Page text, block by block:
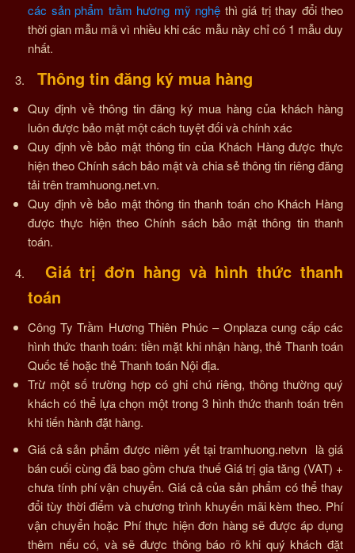
các sản phẩm trầm hương mỹ nghệ thì giá trị thay đổi theo
thời gian mẫu mã vì nhiều khi các mẫu này chỉ có 1 mẫu duy
nhất.
Thông tin đăng ký mua hàng
Quy định về thông tin đăng ký mua hàng của khách hàng
luôn được bảo mật một cách tuyệt đối và chính xác
Quy định về bảo mật thông tin của Khách Hàng được thực
hiện theo Chính sách bảo mật và chia sẻ thông tin riêng đăng
tải trên tramhuong.net.vn.
Quy định về bảo mật thông tin thanh toán cho Khách Hàng
được thực hiện theo Chính sách bảo mật thông tin thanh
toán.
Giá trị đơn hàng và hình thức thanh
toán
Công Ty Trầm Hương Thiên Phúc – Onplaza cung cấp các
hình thức thanh toán: tiền mặt khi nhận hàng, thẻ Thanh toán
Quốc tế hoặc thẻ Thanh toán Nội địa.
Trừ một số trường hợp có ghi chú riêng, thông thường quý
khách có thể lựa chọn một trong 3 hình thức thanh toán trên
khi tiến hành đặt hàng.
Giá cả sản phẩm được niêm yết tại tramhuong.netvn là giá
bán cuối cùng đã bao gồm chưa thuế Giá trị gia tăng (VAT) +
chưa tính phí vận chuyển. Giá cả của sản phẩm có thể thay
đổi tùy thời điểm và chương trình khuyến mãi kèm theo. Phí
vận chuyển hoặc Phí thực hiện đơn hàng sẽ được áp dụng
thêm nếu có, và sẽ được thông báo rõ khi quý khách đặt